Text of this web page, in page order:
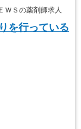
Ｓの薬剤師求人
を行っている